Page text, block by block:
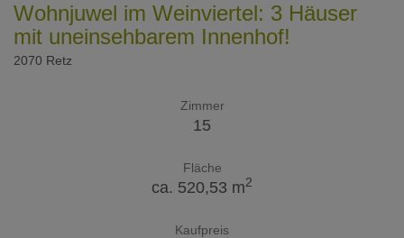
Wohnjuwel im Weinviertel: 3 Häuser
mit uneinsehbarem Innenhof!
2070 Retz
Zimmer
15
Fläche
ca. 520,53 m2
Kaufpreis